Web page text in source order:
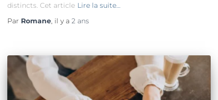
distincts. Cet article Lire la suite…
Par Romane , il y a 2 ans